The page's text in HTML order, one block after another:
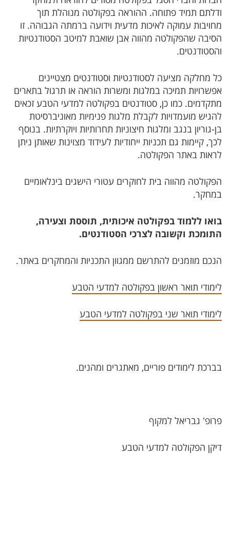
ודלתם תמיד פתוחה. ההוראה בפקולטה מנוהלת תוך
מחויבות עמוקה לאיכות מדעית וידועה ברמתה הגבוהה. זו
הסיבה שהפקולטה מהווה אבן שואבת למיטב הסטודנטיות
והסטודנטים.
כל מחלקה מציעה לסטודנטיות וסטודנטים מצטיינים
אפשרויות תמיכה במלגות ומשרות הוראה או תרגול בתארים
מתקדמים. כמו כן, סטודנטים בפקולטה למדעי הטבע זכאים
להגיש מועמדויות לקבלת מלגות פנימיות מאוניברסיטת
בן-גוריון בנגב ומלגות חיצוניות תחרותיות ויוקרתיות. בנוסף
לכך, קיימות גם תכניות ייחודיות לעידוד מצוינות שאותן ניתן
לראות באתר הפקולטה.
הפקולטה מהווה בית לחוקרים עטורי הישגים בינלאומיים
במחקר.
בואו ללמוד בפקולטה איכותית, תוססת וצעירה,
התומכת וקשובה לצרכי הסטודנטים.
הנכם מוזמנים להתרשם ממגוון התכניות והמחקרים באתר.
לימודי תואר ראשון בפקולטה למדעי הטבע
לימודי תואר שני בפקולטה למדעי הטבע
בברכת לימודים פוריים, מאתגרים ומהנים.
פרופ' גבריאל למקוף
דיקן הפקולטה למדעי הטבע